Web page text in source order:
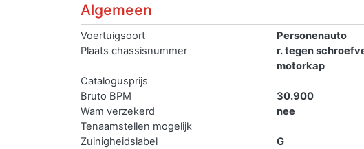
Algemeen
Voertuigsoort
Personenauto
Plaats chassisnummer
r. tegen
motorkap
Catalogusprijs
Bruto BPM
30.900
Wam verzekerd
nee
Tenaamstellen mogelijk
Zuinigheidslabel
G